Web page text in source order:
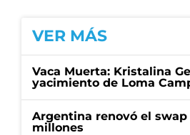
VER MÁS
Vaca Muerta: Kristalina
yacimiento de Loma
Argentina renovó el swap
millones